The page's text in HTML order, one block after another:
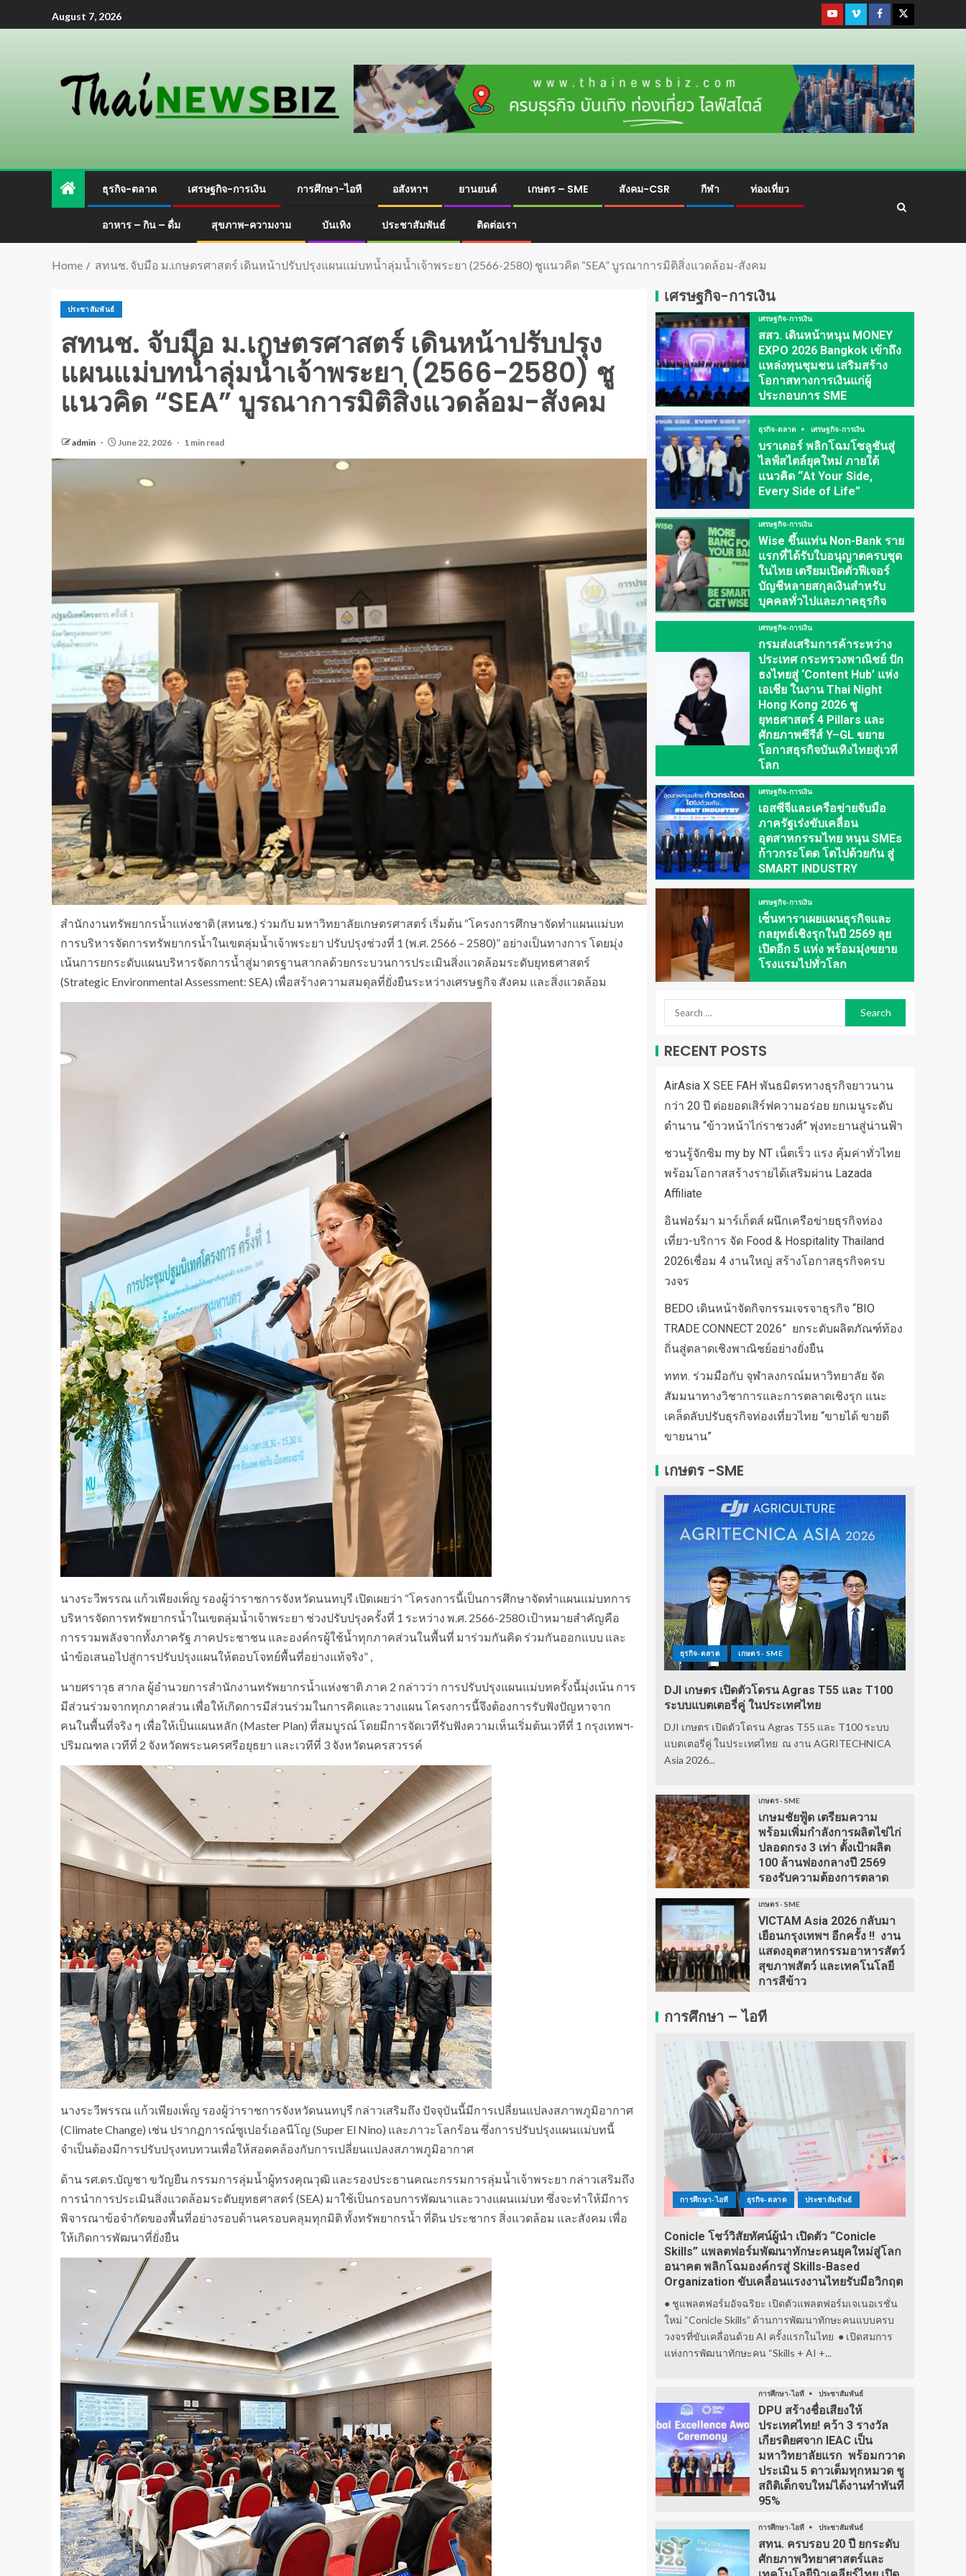
August 7, 2026
ธุรกิจ-ตลาด เศรษฐกิจ-การเงิน การศึกษา-ไอที อสังหาฯ ยานยนต์ เกษตร – SME สังคม-CSR กีฬา ท่องเที่ยว
อาหาร – กิน – ดื่ม สุขภาพ-ความงาม บันเทิง ประชาสัมพันธ์ ติดต่อเรา
Home สทนช. จับมือ ม.เกษตรศาสตร์ เดินหน้าปรับปรุงแผนแม่บทน้ำลุ่มน้ำเจ้าพระยา (2566-2580) ชูแนวคิด “SEA” บูรณาการมิติสิ่งแวดล้อม-สังคม
ประชาสัมพันธ์
สทนช. จับมือ ม.เกษตรศาสตร์ เดินหน้าปรับปรุง
แผนแม่บทน้ำลุ่มน้ำเจ้าพระยา (2566-2580) ชู
แนวคิด “SEA” บูรณาการมิติสิ่งแวดล้อม-สังคม
admin June 22, 2026 1 min read
สำนักงานทรัพยากรน้ำแห่งชาติ (สทนช.) ร่วมกับ มหาวิทยาลัยเกษตรศาสตร์ เริ่มต้น “โครงการศึกษาจัดทำแผนแม่บท
การบริหารจัดการทรัพยากรน้ำในเขตลุ่มน้ำเจ้าพระยา ปรับปรุงช่วงที่ 1 (พ.ศ. 2566 – 2580)” อย่างเป็นทางการ โดยมุ่ง
เน้นการยกระดับแผนบริหารจัดการน้ำสู่มาตรฐานสากลด้วยกระบวนการประเมินสิ่งแวดล้อมระดับยุทธศาสตร์
(Strategic Environmental Assessment: SEA) เพื่อสร้างความสมดุลที่ยั่งยืนระหว่างเศรษฐกิจ สังคม และสิ่งแวดล้อม
นางระวีพรรณ แก้วเพียงเพ็ญ รองผู้ว่าราชการจังหวัดนนทบุรี เปิดเผยว่า “โครงการนี้เป็นการศึกษาจัดทำแผนแม่บทการ
บริหารจัดการทรัพยากรน้ำในเขตลุ่มน้ำเจ้าพระยา ช่วงปรับปรุงครั้งที่ 1 ระหว่าง พ.ศ. 2566-2580 เป้าหมายสำคัญคือ
การรวมพลังจากทั้งภาครัฐ ภาคประชาชน และองค์กรผู้ใช้น้ำทุกภาคส่วนในพื้นที่ มาร่วมกันคิด ร่วมกันออกแบบ และ
นำข้อเสนอไปสู่การปรับปรุงแผนให้ตอบโจทย์พื้นที่อย่างแท้จริง” ,
นายศราวุธ สากล ผู้อำนวยการสำนักงานทรัพยากรน้ำแห่งชาติ ภาค 2 กล่าวว่า การปรับปรุงแผนแม่บทครั้งนี้มุ่งเน้น การ
มีส่วนร่วมจากทุกภาคส่วน เพื่อให้เกิดการมีส่วนร่วมในการคิดและวางแผน โครงการนี้จึงต้องการรับฟังปัญหาจาก
คนในพื้นที่จริง ๆ เพื่อให้เป็นแผนหลัก (Master Plan) ที่สมบูรณ์ โดยมีการจัดเวทีรับฟังความเห็นเริ่มต้นเวทีที่ 1 กรุงเทพฯ-
ปริมณฑล เวทีที่ 2 จังหวัดพระนครศรีอยุธยา และเวทีที่ 3 จังหวัดนครสวรรค์
นางระวีพรรณ แก้วเพียงเพ็ญ รองผู้ว่าราชการจังหวัดนนทบุรี กล่าวเสริมถึง ปัจจุบันนี้มีการเปลี่ยนแปลงสภาพภูมิอากาศ
(Climate Change) เช่น ปรากฏการณ์ซูเปอร์เอลนีโญ (Super El Nino) และภาวะโลกร้อน ซึ่งการปรับปรุงแผนแม่บทนี้
จำเป็นต้องมีการปรับปรุงทบทวนเพื่อให้สอดคล้องกับการเปลี่ยนแปลงสภาพภูมิอากาศ
ด้าน รศ.ดร.บัญชา ขวัญยืน กรรมการลุ่มน้ำผู้ทรงคุณวุฒิ และรองประธานคณะกรรมการลุ่มน้ำเจ้าพระยา กล่าวเสริมถึง
การนำการประเมินสิ่งแวดล้อมระดับยุทธศาสตร์ (SEA) มาใช้เป็นกรอบการพัฒนาและวางแผนแม่บท ซึ่งจะทำให้มีการ
พิจารณาข้อจำกัดของพื้นที่อย่างรอบด้านครอบคลุมทุกมิติ ทั้งทรัพยากรน้ำ ที่ดิน ประชากร สิ่งแวดล้อม และสังคม เพื่อ
ให้เกิดการพัฒนาที่ยั่งยืน
เศรษฐกิจ-การเงิน
เศรษฐกิจ-การเงิน
สสว. เดินหน้าหนุน MONEY
EXPO 2026 Bangkok เข้าถึง
แหล่งทุนชุมชน เสริมสร้าง
โอกาสทางการเงินแก่ผู้
ประกอบการ SME
ธุรกิจ-ตลาด เศรษฐกิจ-การเงิน
บราเดอร์ พลิกโฉมโซลูชันสู่
ไลฟ์สไตล์ยุคใหม่ ภายใต้
แนวคิด “At Your Side,
Every Side of Life”
เศรษฐกิจ-การเงิน
Wise ขึ้นแท่น Non-Bank ราย
แรกที่ได้รับใบอนุญาตครบชุด
ในไทย เตรียมเปิดตัวฟีเจอร์
บัญชีหลายสกุลเงินสำหรับ
บุคคลทั่วไปและภาคธุรกิจ
เศรษฐกิจ-การเงิน
กรมส่งเสริมการค้าระหว่าง
ประเทศ กระทรวงพาณิชย์ ปัก
ธงไทยสู่ ‘Content Hub’ แห่ง
เอเชีย ในงาน Thai Night
Hong Kong 2026 ชู
ยุทธศาสตร์ 4 Pillars และ
ศักยภาพซีรีส์ Y–GL ขยาย
โอกาสธุรกิจบันเทิงไทยสู่เวที
โลก
เศรษฐกิจ-การเงิน
เอสซีจีและเครือข่ายจับมือ
ภาครัฐเร่งขับเคลื่อน
อุตสาหกรรมไทย หนุน SMEs
ก้าวกระโดด โตไปด้วยกัน สู่
SMART INDUSTRY
เศรษฐกิจ-การเงิน
เซ็นทาราเผยแผนธุรกิจและ
กลยุทธ์เชิงรุกในปี 2569 ลุย
เปิดอีก 5 แห่ง พร้อมมุ่งขยาย
โรงแรมไปทั่วโลก
RECENT POSTS
AirAsia X SEE FAH พันธมิตรทางธุรกิจยาวนาน
กว่า 20 ปี ต่อยอดเสิร์ฟความอร่อย ยกเมนูระดับ
ตำนาน “ข้าวหน้าไก่ราชวงศ์” พุ่งทะยานสู่น่านฟ้า
ชวนรู้จักซิม my by NT เน็ตเร็ว แรง คุ้มค่าทั่วไทย
พร้อมโอกาสสร้างรายได้เสริมผ่าน Lazada
Affiliate
อินฟอร์มา มาร์เก็ตส์ ผนึกเครือข่ายธุรกิจท่อง
เที่ยว-บริการ จัด Food & Hospitality Thailand
2026เชื่อม 4 งานใหญ่ สร้างโอกาสธุรกิจครบ
วงจร
BEDO เดินหน้าจัดกิจกรรมเจรจาธุรกิจ “BIO
TRADE CONNECT 2026” ยกระดับผลิตภัณฑ์ท้อง
ถิ่นสู่ตลาดเชิงพาณิชย์อย่างยั่งยืน
ททท. ร่วมมือกับ จุฬาลงกรณ์มหาวิทยาลัย จัด
สัมมนาทางวิชาการและการตลาดเชิงรุก แนะ
เคล็ดลับปรับธุรกิจท่องเที่ยวไทย “ขายได้ ขายดี
ขายนาน”
เกษตร -SME
ธุรกิจ-ตลาด เกษตร - SME
DJI เกษตร เปิดตัวโดรน Agras T55 และ T100
ระบบแบตเตอรี่คู่ ในประเทศไทย
DJI เกษตร เปิดตัวโดรน Agras T55 และ T100 ระบบ
แบตเตอรี่คู่ ในประเทศไทย ณ งาน AGRITECHNICA
Asia 2026...
เกษตร - SME
เกษมชัยฟู้ด เตรียมความ
พร้อมเพิ่มกำลังการผลิตไข่ไก่
ปลอดกรง 3 เท่า ตั้งเป้าผลิต
100 ล้านฟองกลางปี 2569
รองรับความต้องการตลาด
เกษตร - SME
VICTAM Asia 2026 กลับมา
เยือนกรุงเทพฯ อีกครั้ง !! งาน
แสดงอุตสาหกรรมอาหารสัตว์
สุขภาพสัตว์ และเทคโนโลยี
การสีข้าว
การศึกษา – ไอที
การศึกษา-ไอที ธุรกิจ-ตลาด ประชาสัมพันธ์
Conicle โชว์วิสัยทัศน์ผู้นำ เปิดตัว “Conicle
Skills” แพลตฟอร์มพัฒนาทักษะคนยุคใหม่สู่โลก
อนาคต พลิกโฉมองค์กรสู่ Skills-Based
Organization ขับเคลื่อนแรงงานไทยรับมือวิกฤต
● ชูแพลตฟอร์มอัจฉริยะ เปิดตัวแพลตฟอร์มเจเนอเรชั่น
ใหม่ “Conicle Skills” ด้านการพัฒนาทักษะคนแบบครบ
วงจรที่ขับเคลื่อนด้วย AI ครั้งแรกในไทย ● เปิดสมการ
แห่งการพัฒนาทักษะคน “Skills + AI +...
การศึกษา-ไอที ประชาสัมพันธ์
DPU สร้างชื่อเสียงให้
ประเทศไทย! คว้า 3 รางวัล
เกียรติยศจาก IEAC เป็น
มหาวิทยาลัยแรก พร้อมกวาด
ประเมิน 5 ดาวเต็มทุกหมวด ชู
สถิติเด็กจบใหม่ได้งานทำทันที
95%
การศึกษา-ไอที ประชาสัมพันธ์
สทน. ครบรอบ 20 ปี ยกระดับ
ศักยภาพวิทยาศาสตร์และ